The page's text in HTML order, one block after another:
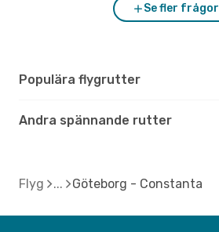
Se fler frågor
Populära flygrutter
Andra spännande rutter
Flyg Göteborg - Constanta